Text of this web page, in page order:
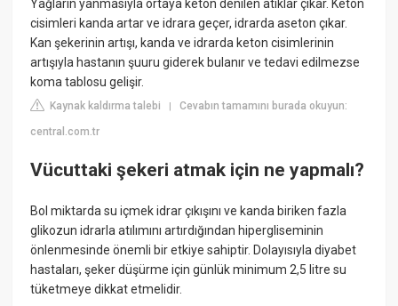
Yağların yanmasıyla ortaya keton denilen atıklar çıkar. Keton
cisimleri kanda artar ve idrara geçer, idrarda aseton çıkar.
Kan şekerinin artışı, kanda ve idrarda keton cisimlerinin
artışıyla hastanın şuuru giderek bulanır ve tedavi edilmezse
koma tablosu gelişir.
Kaynak kaldırma talebi |Cevabın tamamını burada okuyun:
central.com.tr
Vücuttaki şekeri atmak için ne yapmalı?
Bol miktarda su içmek idrar çıkışını ve kanda biriken fazla
glikozun idrarla atılımını artırdığından hipergliseminin
önlenmesinde önemli bir etkiye sahiptir. Dolayısıyla diyabet
hastaları, şeker düşürme için günlük minimum 2,5 litre su
tüketmeye dikkat etmelidir.